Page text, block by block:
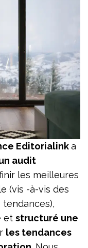
Editorialinka
audit
les meilleures
(vis -à-vis des
tendances),
et structuré une
les tendances